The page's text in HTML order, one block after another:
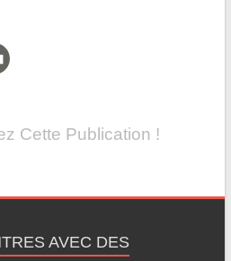
Cette Publication !
AVEC DES